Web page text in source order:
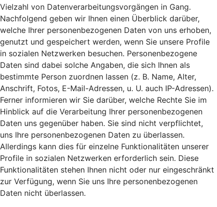
Vielzahl von Datenverarbeitungsvorgängen in Gang.
Nachfolgend geben wir Ihnen einen Überblick darüber,
welche Ihrer personenbezogenen Daten von uns erhoben,
genutzt und gespeichert werden, wenn Sie unsere Profile
in sozialen Netzwerken besuchen. Personenbezogene
Daten sind dabei solche Angaben, die sich Ihnen als
bestimmte Person zuordnen lassen (z. B. Name, Alter,
Anschrift, Fotos, E-Mail-Adressen, u. U. auch IP-Adressen).
Ferner informieren wir Sie darüber, welche Rechte Sie im
Hinblick auf die Verarbeitung Ihrer personenbezogenen
Daten uns gegenüber haben. Sie sind nicht verpflichtet,
uns Ihre personenbezogenen Daten zu überlassen.
Allerdings kann dies für einzelne Funktionalitäten unserer
Profile in sozialen Netzwerken erforderlich sein. Diese
Funktionalitäten stehen Ihnen nicht oder nur eingeschränkt
zur Verfügung, wenn Sie uns Ihre personenbezogenen
Daten nicht überlassen.